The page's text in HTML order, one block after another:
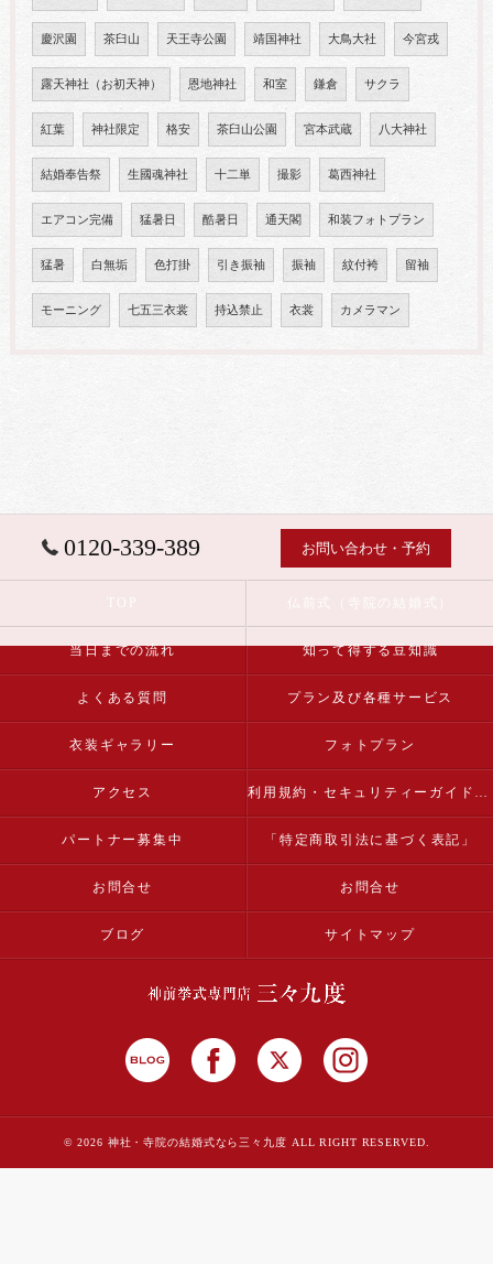
慶沢園 茶臼山 天王寺公園 靖国神社 大鳥大社 今宮戎
露天神社（お初天神） 恩地神社 和室 鎌倉 サクラ
紅葉 神社限定 格安 茶臼山公園 宮本武蔵 八大神社
結婚奉告祭 生國魂神社 十二単 撮影 葛西神社
エアコン完備 猛暑日 酷暑日 通天閣 和装フォトプラン
猛暑 白無垢 色打掛 引き振袖 振袖 紋付袴 留袖
モーニング 七五三衣裳 持込禁止 衣裳 カメラマン
0120-339-389 お問い合わせ・予約
当日までの流れ 知って得する豆知識
よくある質問 プラン及び各種サービス
衣装ギャラリー フォトプラン
アクセス 利用規約・セキュリティーガイドライン
パートナー募集中 「特定商取引法に基づく表記」
お問合せ お問合せ
ブログ サイトマップ
© 2026 神社・寺院の結婚式なら三々九度 ALL RIGHT RESERVED.